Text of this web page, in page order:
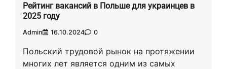
Рейтинг вакансий в Польше для украинцев в
2025 году
Admin 16.10.2024 0
Польский трудовой рынок на протяжении
многих лет является одним из самых